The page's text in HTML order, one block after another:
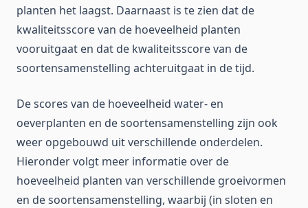
planten het laagst. Daarnaast is te zien dat de
kwaliteitsscore van de hoeveelheid planten
vooruitgaat en dat de kwaliteitsscore van de
soortensamenstelling achteruitgaat in de tijd.
De scores van de hoeveelheid water- en
oeverplanten en de soortensamenstelling zijn ook
weer opgebouwd uit verschillende onderdelen.
Hieronder volgt meer informatie over de
hoeveelheid planten van verschillende groeivormen
en de soortensamenstelling, waarbij (in sloten en